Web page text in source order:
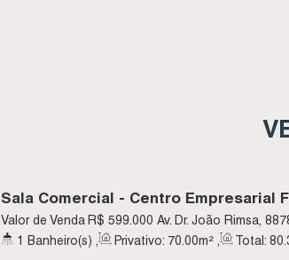
Sala Comercial - Centro Empresarial
Imbituba SCR$ 599.000
Valor de Venda
Av. Dr. João Rimsa,
Imbituba, Santa Catarina, Brasil
1 Banheiro(s) , Privativo: 70.00m² , Total: 80